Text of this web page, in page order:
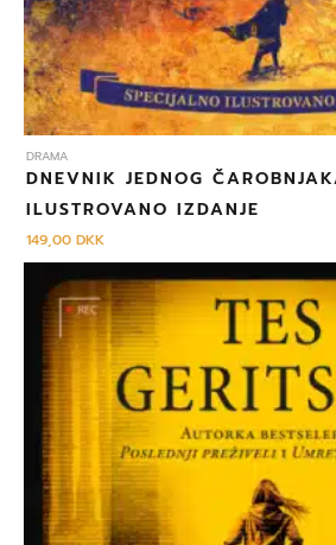
DRAMA
DNEVNIK JEDNOG
ILUSTROVANO IZDANJE
149,00DKK